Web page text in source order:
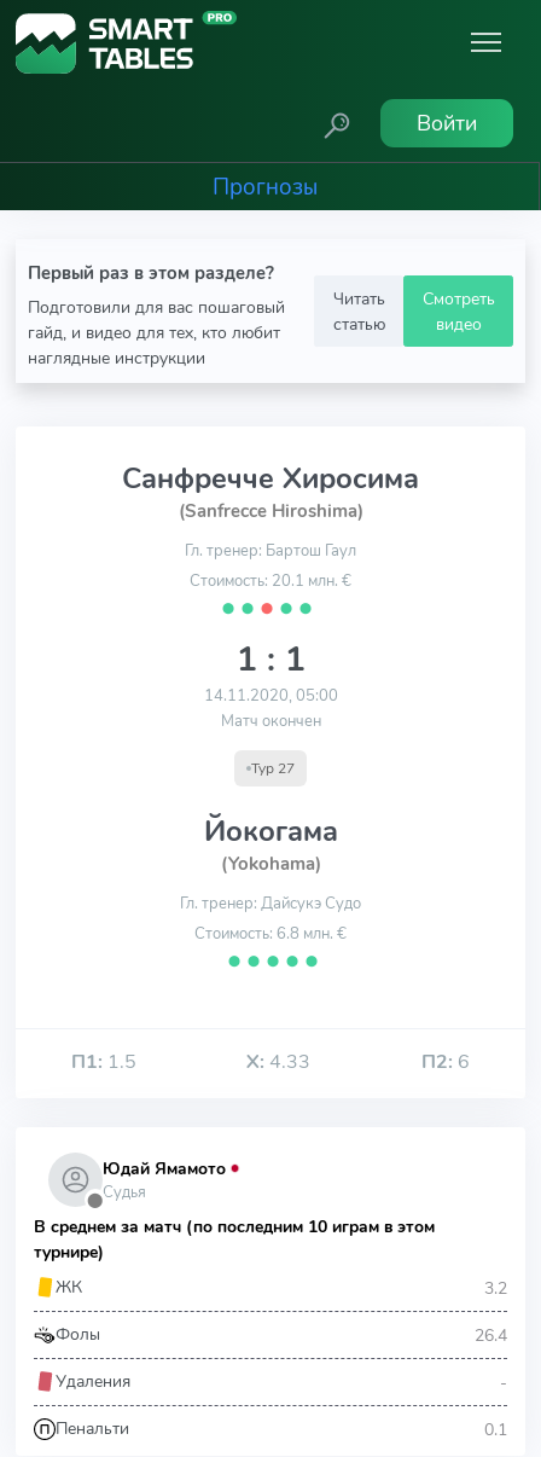
Войти
Прогнозы
Первый раз в этом разделе?
Подготовили для вас пошаговый
гайд, и видео для тех, кто любит
наглядные инструкции
Читать
статью
Смотреть
видео
Санфречче Хиросима
(Sanfrecce Hiroshima)
Гл. тренер: Бартош Гаул
Стоимость: 20.1 млн. €
⬤ ⬤ ⬤ ⬤ ⬤
1 : 1
14.11.2020, 05:00
Матч окончен
Тур 27
Йокогама
(Yokohama)
Гл. тренер: Дайсукэ Судо
Стоимость: 6.8 млн. €
⬤ ⬤ ⬤ ⬤ ⬤
П1: 1.5 Х: 4.33 П2: 6
⬤
Юдай Ямамото
Судья
В среднем за матч (по последним 10 играм в этом
турнире)
ЖК
3.2
Фолы 26.4
Удаления -
Пенальти 0.1